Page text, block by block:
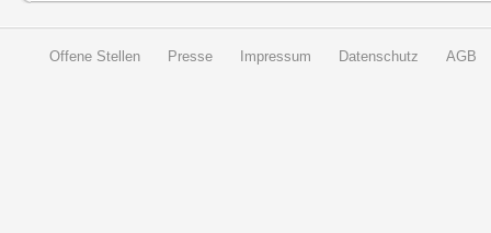
Offene Stellen Presse Impressum Datenschutz AGB